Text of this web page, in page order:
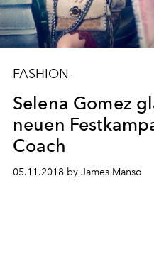
FASHION
Selena Gomez
neuen
Coach
05.11.2018 by James Manso